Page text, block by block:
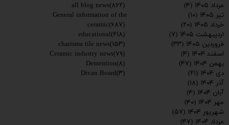
all blog news(۸۶۲)
General information of the
ceramic(۶۸۷)
educational(۲۱۸)
charisma tile news(۱۵۳)
Ceramic industry news(۷۹)
Demention(۸)
Divan Board(۳)
مرداد ۱۴۰۵
(۴)
تیر ۱۴۰۵
(۱۰)
خرداد ۱۴۰۵
(۲۰)
اردیبهشت ۱۴۰۵
(۷)
فروردین ۱۴۰۵
(۳۳)
اسفند ۱۴۰۴
(۴)
بهمن ۱۴۰۴
(۴۷)
دی ۱۴۰۴
(۲۱)
آذر ۱۴۰۴
(۱۸)
آبان ۱۴۰۴
(۴)
مهر ۱۴۰۴
(۴۰)
شهریور ۱۴۰۴
(۵۷)
مرداد ۱۴۰۴
(۴۷)